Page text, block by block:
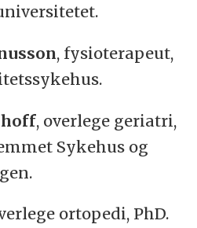
, fysioterapeut,
, overlege geriatri,
Sykehus og
ortopedi, PhD.